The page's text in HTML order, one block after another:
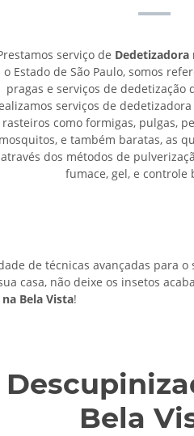
serviço de Dedetizadora
o Estado de São Paulo, somos
pragas e serviços de dedetização
serviços de
rasteiros como formigas, pulgas,
mosquitos, e também baratas, as
através dos métodos de
fumace, gel, e controle
de técnicas avançadas para o
casa, não deixe os insetos
Bela Vista!
Bela